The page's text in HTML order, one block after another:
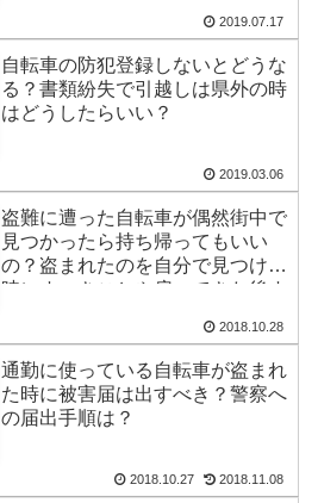
2019.07.17
自転車の防犯登録しないとどうな
る？書類紛失で引越しは県外の時
はどうしたらいい？
2019.03.06
盗難に遭った自転車が偶然街中で
見つかったら持ち帰ってもいい
の？盗まれたのを自分で見つけた
時にすべきことや戻ってきた後す
2018.10.28
通勤に使っている自転車が盗まれ
た時に被害届は出すべき？警察へ
の届出手順は？
2018.10.27 2018.11.08